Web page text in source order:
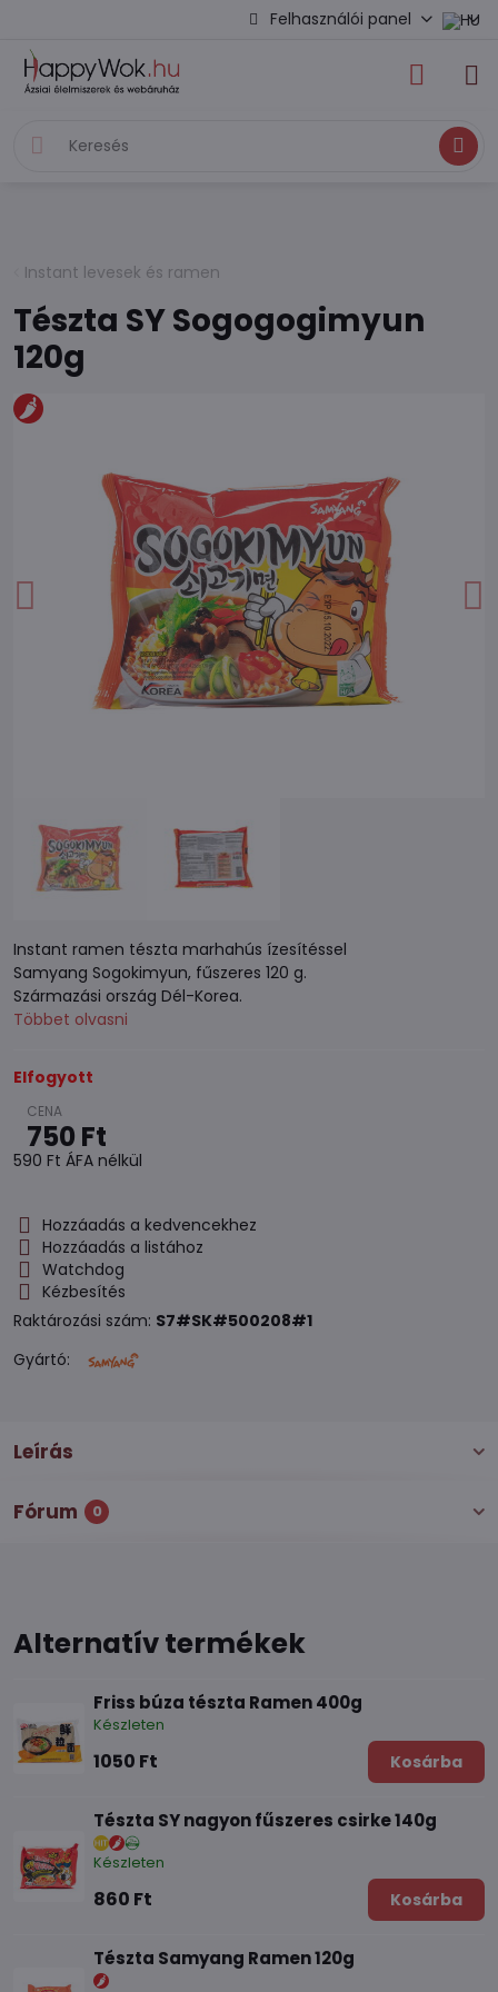
Felhasználói panel
Keresés
Instant levesek és ramen
Tészta SY Sogogogimyun
120g
Instant ramen tészta marhahús ízesítéssel
Samyang Sogokimyun, fűszeres 120 g.
Származási ország Dél-Korea.
Többet olvasni
Elfogyott
750 Ft
590 Ft ÁFA nélkül
Hozzáadás a kedvencekhez
Hozzáadás a listához
Watchdog
Kézbesítés
Raktározási szám: S7#SK#500208#1
Gyártó:
Leírás
Fórum 0
Alternatív termékek
Friss búza tészta Ramen 400g
Készleten
1050 Ft Kosárba
Tészta SY nagyon fűszeres csirke 140g
Készleten
860 Ft Kosárba
Tészta Samyang Ramen 120g